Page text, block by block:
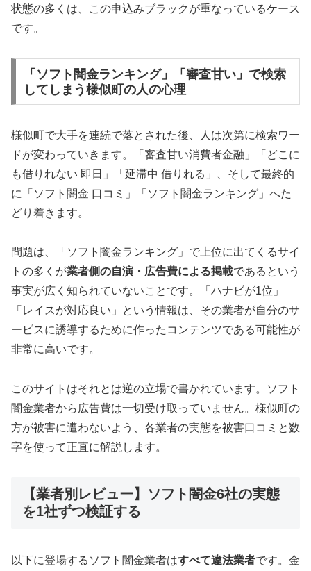
状態の多くは、この申込みブラックが重なっているケース
です。
「ソフト闇金ランキング」「審査甘い」で検索
してしまう様似町の人の心理
様似町で大手を連続で落とされた後、人は次第に検索ワー
ドが変わっていきます。「審査甘い消費者金融」「どこに
も借りれない 即日」「延滞中 借りれる」、そして最終的
に「ソフト闇金 口コミ」「ソフト闇金ランキング」へた
どり着きます。
問題は、「ソフト闇金ランキング」で上位に出てくるサイ
トの多くが業者側の自演・広告費による掲載であるという
事実が広く知られていないことです。「ハナビが1位」
「レイスが対応良い」という情報は、その業者が自分のサ
ービスに誘導するために作ったコンテンツである可能性が
非常に高いです。
このサイトはそれとは逆の立場で書かれています。ソフト
闇金業者から広告費は一切受け取っていません。様似町の
方が被害に遭わないよう、各業者の実態を被害口コミと数
字を使って正直に解説します。
【業者別レビュー】ソフト闇金6社の実態
を1社ずつ検証する
以下に登場するソフト闇金業者はすべて違法業者です。金